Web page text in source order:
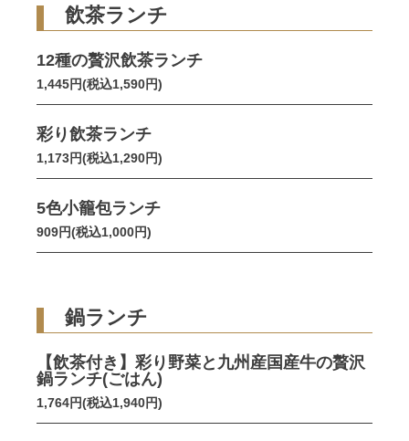
飲茶ランチ
12種の贅沢飲茶ランチ
1,445円(税込1,590円)
彩り飲茶ランチ
1,173円(税込1,290円)
5色小籠包ランチ
909円(税込1,000円)
鍋ランチ
【飲茶付き】彩り野菜と九州産国産牛の贅沢
鍋ランチ(ごはん)
1,764円(税込1,940円)